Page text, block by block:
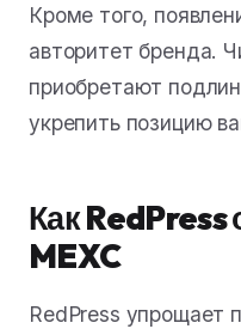
Кроме того,
авторитет бренда.
приобретают
укрепить позицию
Как
MEXC
RedPress упрощает